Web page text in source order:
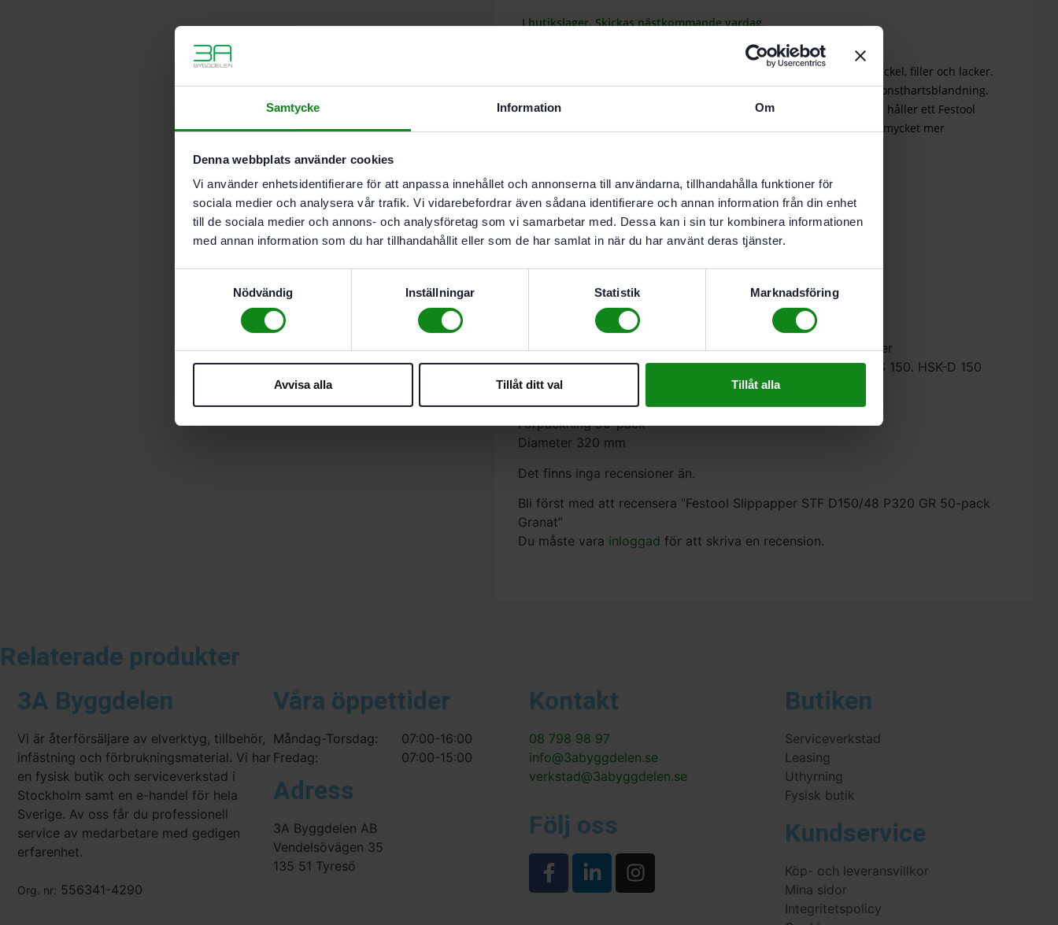
Samtycke Information Om
Denna webbplats använder cookies
Vi använder enhetsidentifierare för att anpassa innehållet och annonserna till användarna, tillhandahålla funktioner för
sociala medier och analysera vår trafik. Vi vidarebefordrar även sådana identifierare och annan information från din enhet
till de sociala medier och annons- och analysföretag som vi samarbetar med. Dessa kan i sin tur kombinera informationen
med annan information som du har tillhandahållit eller som de har samlat in när du har använt deras tjänster.
Nödvändig
Inställningar Statistik Marknadsföring
Avvisa alla Tillåt ditt val Tillåt alla
I butikslager. Skickas nästkommande vardag.
Festool Granat är ett flexibelt, universellt slippapper för färg, trä, spackel, filler och lacker.
Kornen sitter fast i en extremt draghållfast, flexibel och värmetålig konsthartsblandning.
Det gör att slipkornen inte splittras eller slits av från pappret. Därför håller ett Festool
Granat-papper längre än ett konventionellt slippapper, detta ger en mycket mer
Bearbetning av toppmoderna lacksystem
Rekommenderas särskilt för VOC-lacker
Bearbetning av extremt hårda underlag
Bearbetning av plast. mineralmaterial. akryl. spackel. filler
För RO 150. ES 150. ETS 150. ETS EC 150. LEX 150. WTS 150. HSK-D 150
MULTI-JETSTREAM 2
Korn P150
Förpackning 50-pack
Diameter 320 mm
Det finns inga recensioner än.
Bli först med att recensera ”Festool Slippapper STF D150/48 P320 GR 50-pack
Granat”
Du måste vara inloggad för att skriva en recension.
Relaterade produkter
3A Byggdelen
Vi är återförsäljare av elverktyg, tillbehör,
infästning och förbrukningsmaterial. Vi har
en fysisk butik och serviceverkstad i
Stockholm samt en e-handel för hela
Sverige. Av oss får du professionell
service av medarbetare med gedigen
erfarenhet.
Org. nr: 556341-4290
Våra öppettider
Måndag-Torsdag:
Fredag:
07:00-16:00
07:00-15:00
Adress
3A Byggdelen AB
Vendelsövägen 35
135 51 Tyresö
Kontakt
08 798 98 97
info@3abyggdelen.se
verkstad@3abyggdelen.se
Följ oss
Butiken
Serviceverkstad
Leasing
Uthyrning
Fysisk butik
Kundservice
Köp- och leveransvillkor
Mina sidor
Integritetspolicy